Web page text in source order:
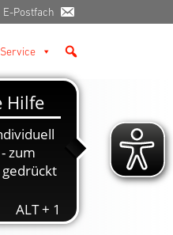
E-Postfach
Service